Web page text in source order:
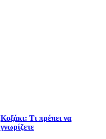
Κοξάκι: Τι πρέπει να
γνωρίζετε